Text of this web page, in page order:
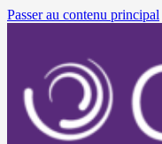
Passer au contenu principal